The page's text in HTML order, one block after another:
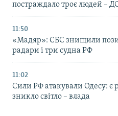
постраждало троє людей –
11:50
«Мадяр»: СБС знищили
радари і три судна РФ
11:02
Сили РФ атакували Одесу: є
зникло світло – влада